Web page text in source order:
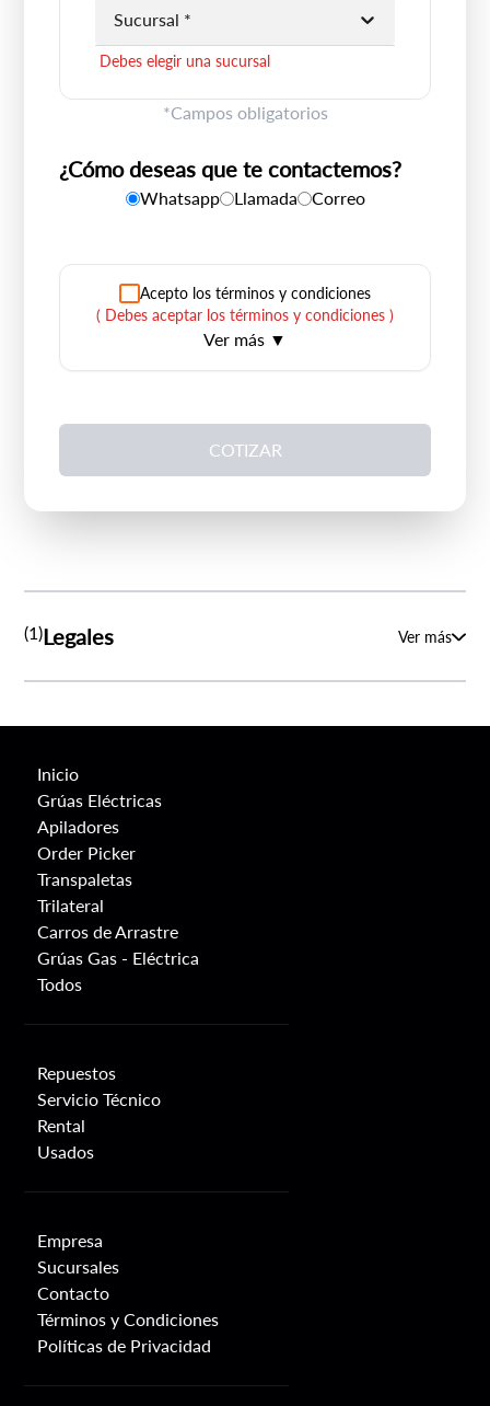
Sucursal *
Debes elegir una sucursal
*Campos obligatorios
¿Cómo deseas que te contactemos?
Whatsapp Llamada Correo
Acepto los términos y condiciones
( Debes aceptar los términos y condiciones )
Ver más ▼
asociadas, filiales tanto nacionales como
extranjeras debidamente autorizadas por
opinión por la forma en que fueron prestados los
Política de Privacidad y Protección de Datos
información.
COTIZAR
(1)Legales Ver más
Inicio
Grúas Eléctricas
Apiladores
Order Picker
Transpaletas
Trilateral
Carros de Arrastre
Grúas Gas - Eléctrica
Todos
Repuestos
Servicio Técnico
Rental
Usados
Empresa
Sucursales
Contacto
Términos y Condiciones
Políticas de Privacidad